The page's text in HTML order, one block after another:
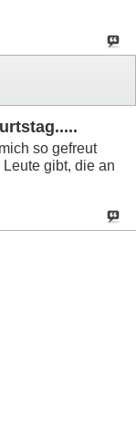
so gefreut
gibt, die an